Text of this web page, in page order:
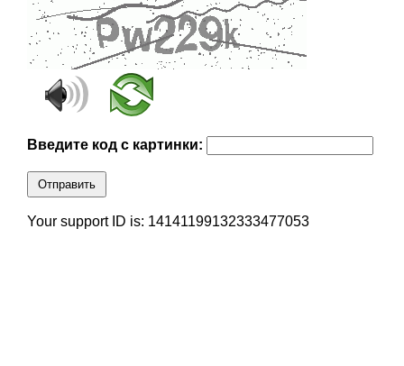
Введите код с картинки:
Отправить
Your support ID is: 14141199132333477053